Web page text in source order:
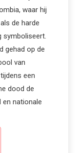
waar hij
de harde
symboliseert.
gehad op de
van
een
dood de
en nationale